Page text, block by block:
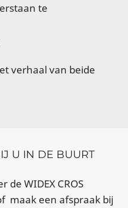
te
verhaal van beide
U IN DE BUURT
WIDEX CROS
maak een afspraak bij